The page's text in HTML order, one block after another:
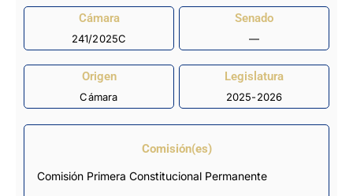
Cámara
241/2025C
Senado
—
Origen
Cámara
Legislatura
2025-2026
Comisión(es)
Comisión Primera Constitucional Permanente